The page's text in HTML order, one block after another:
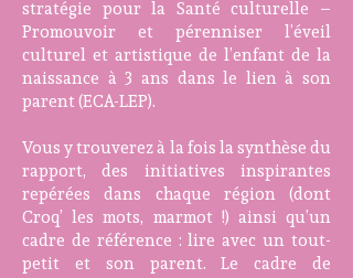
stratégie pour la Santé culturelle –
Promouvoir et pérenniser l’éveil
culturel et artistique de l’enfant de la
naissance à 3 ans dans le lien à son
parent (ECA-LEP).
Vous y trouverez à la fois la synthèse du
rapport, des initiatives inspirantes
repérées dans chaque région (dont
Croq’ les mots, marmot !) ainsi qu’un
cadre de référence : lire avec un tout-
petit et son parent. Le cadre de